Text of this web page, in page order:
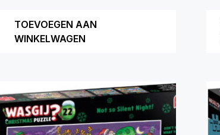
TOEVOEGEN AAN
WINKELWAGEN